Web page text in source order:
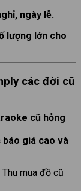
ngày lễ.
lượng lớn cho
các đời cũ
cũ hỏng
báo giá cao và
mua đồ cũ